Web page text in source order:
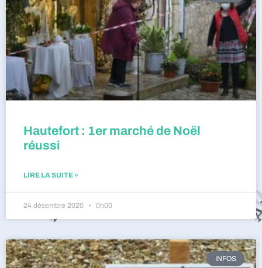
Hautefort : 1er marché de Noël
réussi
LIRE LA SUITE »
24 décembre 2020 0h00
INFOS